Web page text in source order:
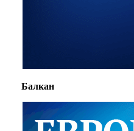
Балкан